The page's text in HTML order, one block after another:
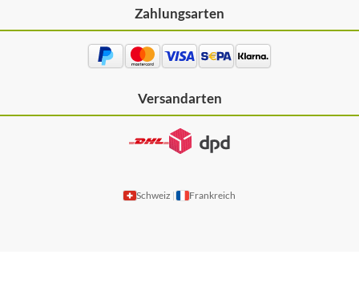
Zahlungsarten
Versandarten
Schweiz Frankreich